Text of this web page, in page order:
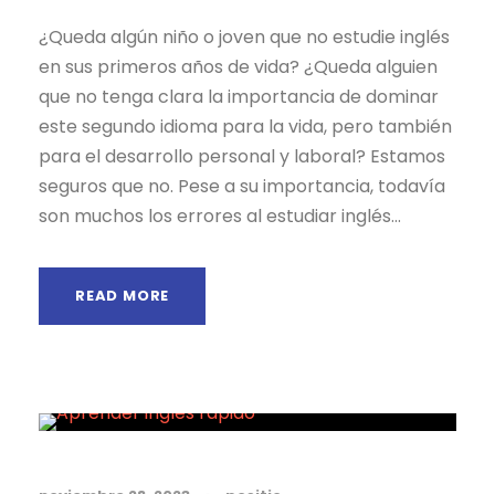
¿Queda algún niño o joven que no estudie inglés
en sus primeros años de vida? ¿Queda alguien
que no tenga clara la importancia de dominar
este segundo idioma para la vida, pero también
para el desarrollo personal y laboral? Estamos
seguros que no. Pese a su importancia, todavía
son muchos los errores al estudiar inglés...
READ MORE